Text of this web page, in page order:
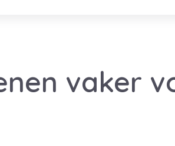
vaker